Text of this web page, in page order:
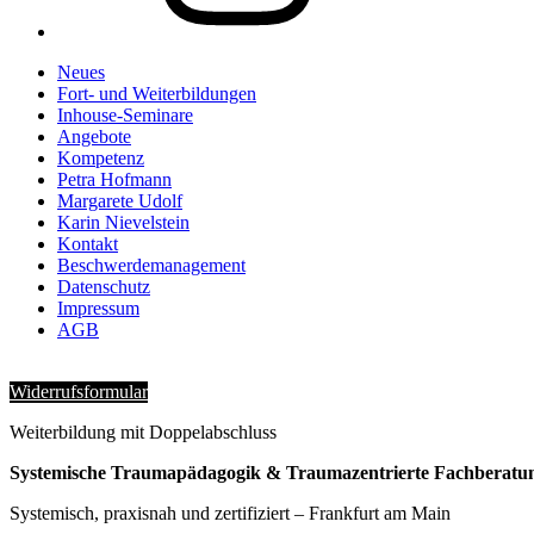
Neues
Fort- und Weiterbildungen
Inhouse-Seminare
Angebote
Kompetenz
Petra Hofmann
Margarete Udolf
Karin Nievelstein
Kontakt
Beschwerdemanagement
Datenschutz
Impressum
AGB
Widerrufsformular
Weiterbildung mit Doppelabschluss
Systemische Traumapädagogik & Traumazentrierte
Systemisch, praxisnah und zertifiziert – Frankfurt am Main